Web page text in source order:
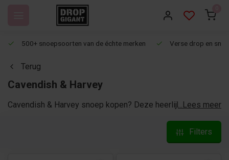
500+ snoepsoorten van de échte merken Verse drop en
Terug
Cavendish & Harvey
Cavendish & Harvey snoep kopen? Deze heerlijke drops in
sinds 1932! Bij Dropgigant hebben we de lekkerste
snoepjes natuurlijk in het assortiment. Lees hier alles over
...Lees meer
Filters